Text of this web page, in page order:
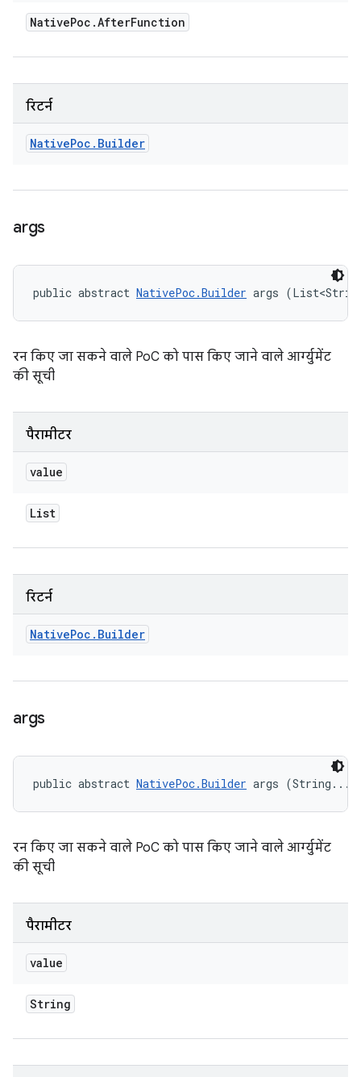
NativePoc .AfterFunction
रिटर्न
NativePoc . Builder
args
public abstract NativePoc.Builder args
रन किए जा सकने वाले PoC को पास किए जाने वाले आर्ग्युमेंट
की सूची
पैरामीटर
value
List
रिटर्न
NativePoc . Builder
args
public abstract NativePoc.Builder args (String...
रन किए जा सकने वाले PoC को पास किए जाने वाले आर्ग्युमेंट
की सूची
पैरामीटर
value
String